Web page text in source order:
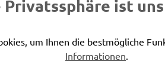
cm
Privatssphäre ist
um Ihnen die bestmögliche
Informationen.